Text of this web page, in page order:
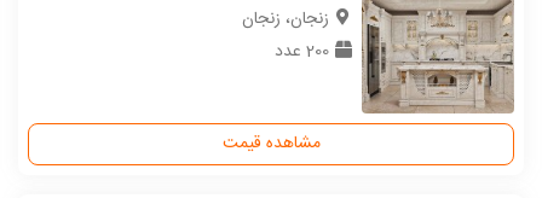
زنجان، زنجان
200 عدد
مشاهده قیمت